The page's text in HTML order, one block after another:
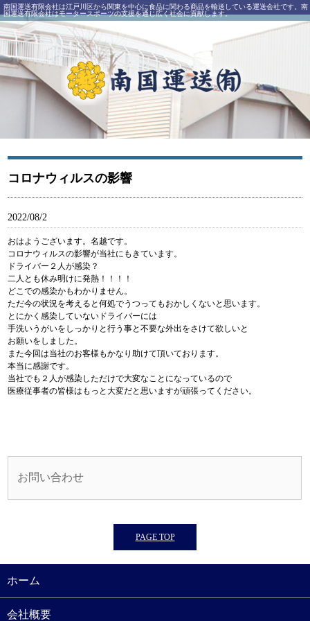
南国運送有限会社は江戸川区から関東を中心に食品に関わる商品を輸送している運送会社です。南
国運送有限会社はモータースポーツの支援を通じ広く社会に貢献します。
南国運送有限会社｜江戸川区西一之江にある運送会社
コロナウィルスの影響
2022/08/2
おはようございます。名越です。
コロナウィルスの影響が当社にもきています。
ドライバー２人が感染？
二人とも休み明けに発熱！！！！
どこでの感染かもわかりません。
ただ今の状況を考えると何処でうつってもおかしくないと思います。
とにかく感染していないドライバーには
手洗いうがいをしっかりと行う事と不要な外出をさけて欲しいと
お願いをしました。
また今回は当社のお客様もかなり助けて頂いております。
本当に感謝です。
当社でも２人が感染しただけで大変なことになっているので
医療従事者の皆様はもっと大変だと思いますが頑張ってください。
お問い合わせ
PAGE TOP
ホーム
会社概要